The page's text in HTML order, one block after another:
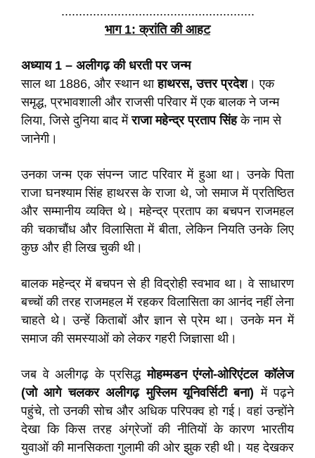
.......................................................
भाग 1: क्रांति की आहट
अध्याय 1 – अलीगढ़ की धरती पर जन्म
साल था 1886, और स्थान थाहाथरस, उत्तर प्रदेश। एक
समृद्ध, प्रभावशाली और राजसी परिवार में एक बालक ने जन्म
लिया, जिसे दुनिया बाद मेंराजा महेन्द्र प्रताप सिंहके नाम से
जानेगी।
उनका जन्म एक संपन्न जाट परिवार में हुआ था। उनके पिता
राजा घनश्याम सिंह हाथरस के राजा थे, जो समाज में प्रतिष्ठित
और सम्मानीय व्यक्ति थे। महेन्द्र प्रताप का बचपन राजमहल
की चकाचौंध और विलासिता में बीता, लेकिन नियति उनके लिए
कुछ और ही लिख चुकी थी।
बालक महेन्द्र में बचपन से ही विद्रोही स्वभाव था। वे साधारण
बच्चों की तरह राजमहल में रहकर विलासिता का आनंद नहीं लेना
चाहते थे। उन्हें किताबों और ज्ञान से प्रेम था। उनके मन में
समाज की समस्याओं को लेकर गहरी जिज्ञासा थी।
जब वे अलीगढ़ के प्रसिद्धमोहम्मडन एंग्लो-ओरिएंटल कॉलेज
(जो आगे चलकर अलीगढ़ मुस्लिम यूनिवर्सिटी बना) में पढ़ने
पहुंचे, तो उनकी सोच और अधिक परिपक्व हो गई। वहां उन्होंने
देखा कि किस तरह अंग्रेजों की नीतियों के कारण भारतीय
युवाओं की मानसिकता गुलामी की ओर झुक रही थी। यह देखकर